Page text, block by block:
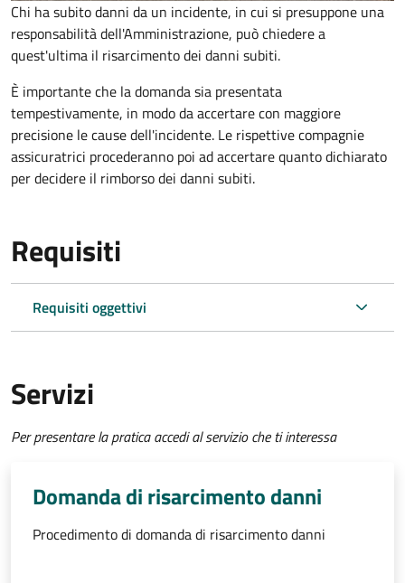
Chi ha subito danni da un incidente, in cui si presuppone una
responsabilità dell'Amministrazione, può chiedere a
quest'ultima il risarcimento dei danni subiti.
È importante che la domanda sia presentata
tempestivamente, in modo da accertare con maggiore
precisione le cause dell'incidente. Le rispettive compagnie
assicuratrici procederanno poi ad accertare quanto dichiarato
per decidere il rimborso dei danni subiti.
Requisiti
Requisiti oggettivi
Servizi
Per presentare la pratica accedi al servizio che ti interessa
Domanda di risarcimento danni
Procedimento di domanda di risarcimento danni